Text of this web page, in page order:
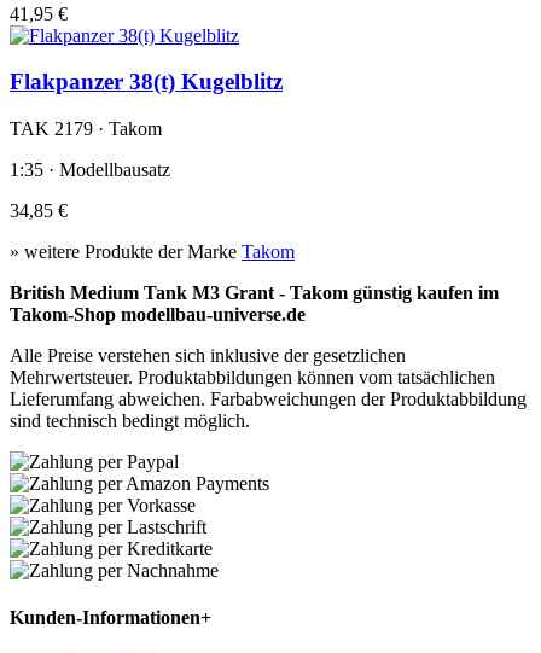
41,95 €
Flakpanzer 38(t) Kugelblitz
TAK 2179 · Takom
1:35 · Modellbausatz
34,85 €
» weitere Produkte der Marke Takom
British Medium Tank M3 Grant - Takom günstig kaufen im
Takom-Shop modellbau-universe.de
Alle Preise verstehen sich inklusive der gesetzlichen
Mehrwertsteuer. Produktabbildungen können vom tatsächlichen
Lieferumfang abweichen. Farbabweichungen der Produktabbildung
sind technisch bedingt möglich.
Kunden-Informationen+